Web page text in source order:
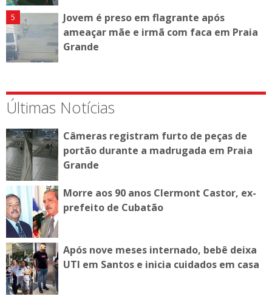
Jovem é preso em flagrante após
ameaçar mãe e irmã com faca em Praia
Grande
Últimas Notícias
Câmeras registram furto de peças de
portão durante a madrugada em Praia
Grande
Morre aos 90 anos Clermont Castor, ex-
prefeito de Cubatão
Após nove meses internado, bebê deixa
UTI em Santos e inicia cuidados em casa